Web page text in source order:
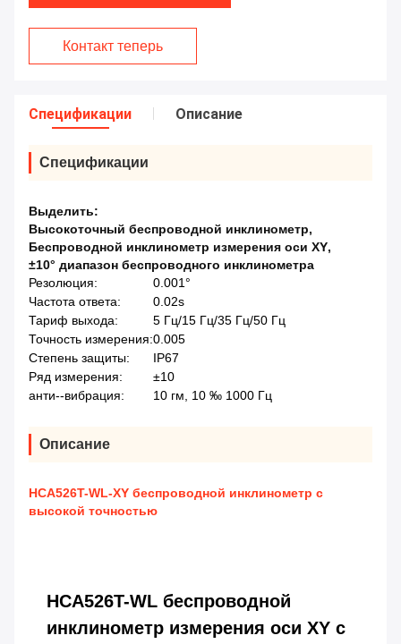
Контакт теперь
Спецификации Описание
Спецификации
Выделить:
Высокоточный беспроводной инклинометр,
Беспроводной инклинометр измерения оси XY,
±10° диапазон беспроводного инклинометра
Резолюция:
0.001°
Частота ответа:
0.02s
Тариф выхода:
5 Гц/15 Гц/35 Гц/50 Гц
Точность измерения:0.005
Степень защиты:
IP67
Ряд измерения:
±10
анти--вибрация:
10 гм, 10 ‰ 1000 Гц
Описание
HCA526T-WL-XY беспроводной инклинометр с
высокой точностью
HCA526T-WL беспроводной
инклинометр измерения оси XY с